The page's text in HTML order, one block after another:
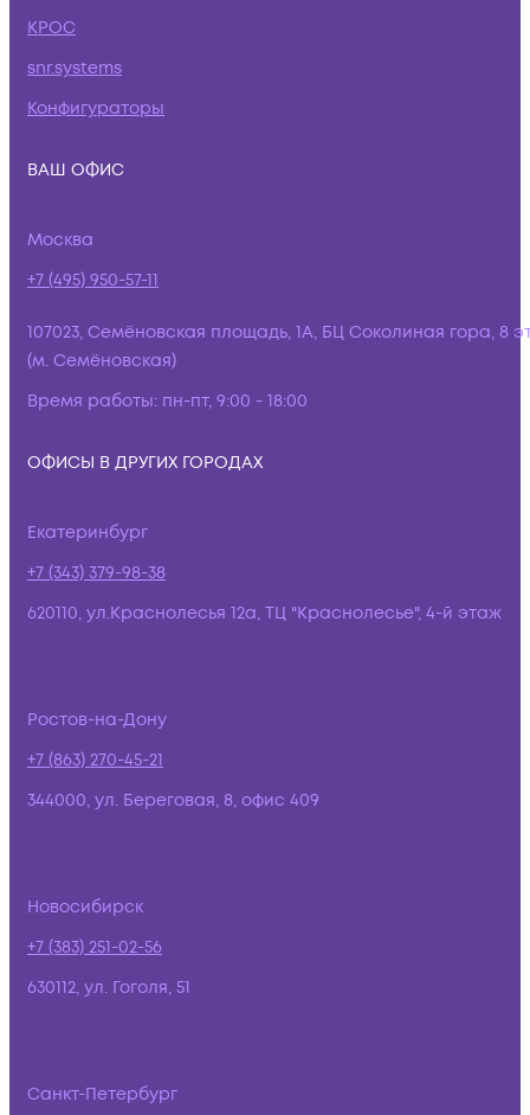
КРОС
snr.systems
Конфигураторы
ВАШ ОФИС
Москва
+7 (495) 950-57-11
107023, Семёновская площадь, 1А, БЦ Соколиная гора, 8
(м. Семёновская)
Время работы: пн-пт, 9:00 - 18:00
ОФИСЫ В ДРУГИХ ГОРОДАХ
Екатеринбург
+7 (343) 379-98-38
620110, ул.Краснолесья 12а, ТЦ "Краснолесье", 4-й этаж
Ростов-на-Дону
+7 (863) 270-45-21
344000, ул. Береговая, 8, офис 409
Новосибирск
+7 (383) 251-02-56
630112, ул. Гоголя, 51
Санкт-Петербург